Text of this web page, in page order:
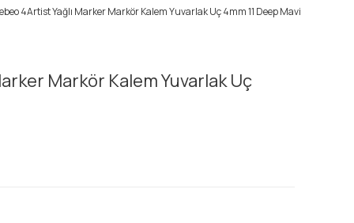
4Artist Yağlı Marker Markör Kalem Yuvarlak Uç 4mm 11 Deep Mavi
Markör Kalem Yuvarlak Uç